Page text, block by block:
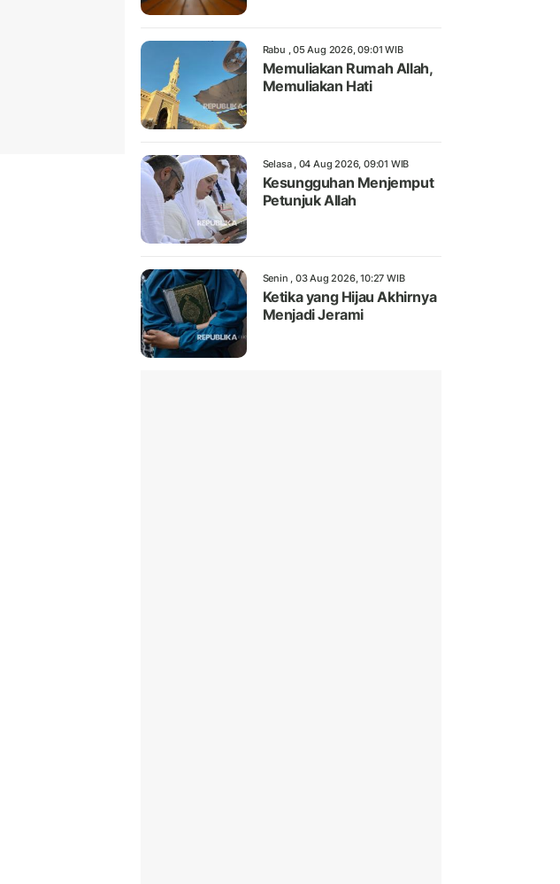
Rabu , 05 Aug 2026, 09:01 WIB
Memuliakan Rumah Allah,
Memuliakan Hati
Selasa , 04 Aug 2026, 09:01 WIB
Kesungguhan Menjemput
Petunjuk Allah
Senin , 03 Aug 2026, 10:27 WIB
Ketika yang Hijau Akhirnya
Menjadi Jerami